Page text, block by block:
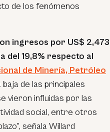
de los fenómenos
ingresos por US$ 2,473
del 19,8% respecto al
de Minería, Petróleo
baja de las principales
vieron influidas por las
social, entre otros
señala Willard